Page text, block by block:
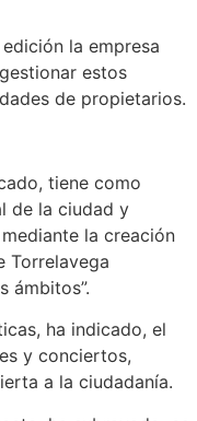
la empresa
estos
de propietarios.
tiene como
de la ciudad y
mediante la creación
Torrelavega
ámbitos”.
ha indicado, el
y conciertos,
a la ciudadanía.